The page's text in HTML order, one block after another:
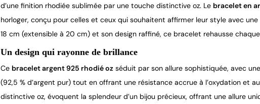
d’une finition rhodiée sublimée par une touche distinctive oz. Le bracelet en
horloger, conçu pour celles et ceux qui souhaitent affirmer leur style avec
18 cm (extensible à 20 cm) et son design raffiné, ce bracelet rehausse
Un design qui rayonne de brillance
Ce bracelet argent 925 rhodié oz séduit par son allure sophistiquée, avec
(92,5 % d’argent pur) tout en offrant une résistance accrue à l’oxydation et
distinctive oz, évoquent la splendeur d’un bijou précieux, offrant une allure